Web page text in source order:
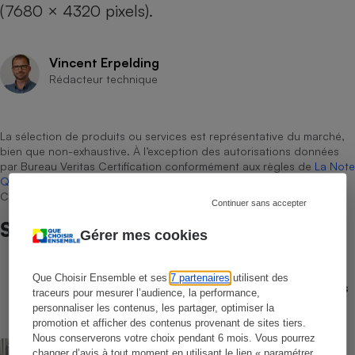
Gérer mes cookies
Que Choisir Ensemble et ses7 partenaires utilisent des
traceurs pour mesurer l’audience, la performance,
personnaliser les contenus, les partager, optimiser la
promotion et afficher des contenus provenant de sites tiers.
Nous conserverons votre choix pendant 6 mois. Vous pourrez
Continuer sans accepter
(7680 × 4320 pixels).
Vincent Erpelding
Rédacteur technique
La sélection de produits ou services est représentative du marché,
bien que non-exhaustive. À l’exception des autorisations données
par Bureau Veritas Certification conformément aux règles de La Note
Que Choisir
Choisir Ensemble et les professionnels référencés.
Sur le même sujet
COMPARATEUR
Comparateur gratuit des forfaits mobiles
- Choisissez le meilleur forfait, avec ou
sans engagement
ACTUALITÉ